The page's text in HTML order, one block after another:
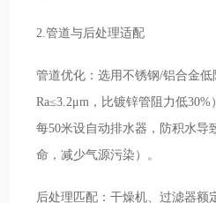
2.管道与后处理适配
管道优化：选用不锈钢/铝合金
Ra≤3.2μm，比镀锌管阻力低30%
每50米设自动排水器，防积水导
命，减少气源污染）。
后处理匹配：干燥机、过滤器额